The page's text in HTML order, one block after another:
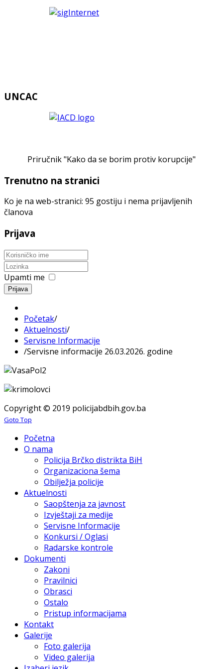
UNCAC
Priručnik "Kako da se borim protiv korupcije"
Trenutno na stranici
Ko je na web-stranici: 95 gostiju i nema prijavljenih
članova
Prijava
Upamti me
Prijava
Početak/
Aktuelnosti/
Servisne Informacije
/Servisne informacije 26.03.2026. godine
Copyright © 2019 policijabdbih.gov.ba
Goto Top
Početna
O nama
Policija Brčko distrikta BiH
Organizaciona šema
Obilježja policije
Aktuelnosti
Saopštenja za javnost
Izvještaji za medije
Servisne Informacije
Konkursi / Oglasi
Radarske kontrole
Dokumenti
Zakoni
Pravilnici
Obrasci
Ostalo
Pristup informacijama
Kontakt
Galerije
Foto galerija
Video galerija